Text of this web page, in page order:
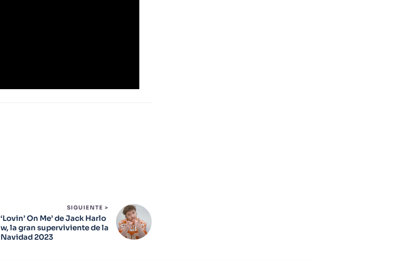
SIGUIENTE >
‘Lovin’ On Me’ de Jack Harlo
w, la gran superviviente de la
Navidad 2023